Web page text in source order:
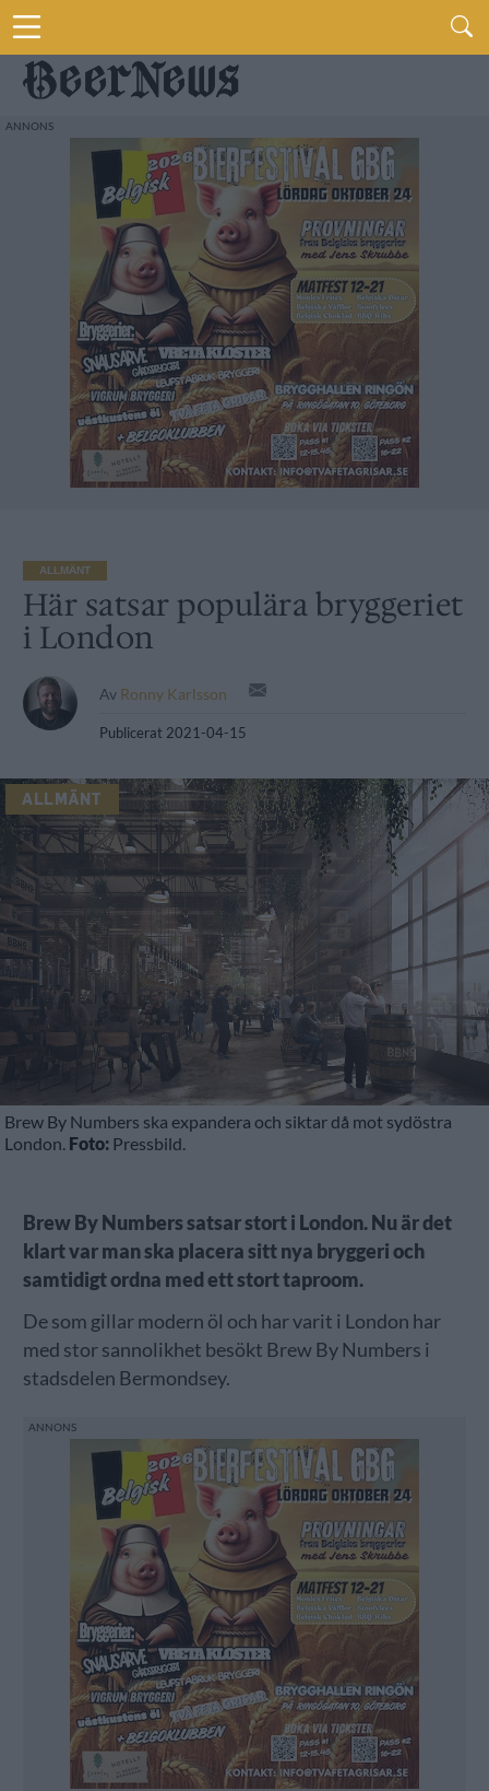
ALLMÄNT
Här satsar populära bryggeriet
i London
Av Ronny Karlsson
Publicerat 2021-04-15
ALLMÄNT
Brew By Numbers ska expandera och siktar då mot sydöstra
London. Foto: Pressbild.
Brew By Numbers satsar stort i London. Nu är det
klart var man ska placera sitt nya bryggeri och
samtidigt ordna med ett stort taproom.
De som gillar modern öl och har varit i London har
med stor sannolikhet besökt Brew By Numbers i
stadsdelen Bermondsey.